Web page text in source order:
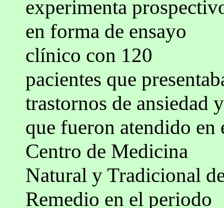
experimenta
en forma de ensayo
clínico con 120
pacientes que
trastornos de ansiedad y
que fueron atendido en
Centro de Medicina
Natural y Tradicional
Remedio en el periodo